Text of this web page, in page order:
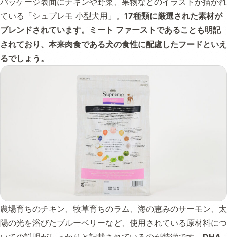
ている「シュプレモ 小型犬用」。 17種類に厳選された素材が
ブレンドされています。ミート ファーストであることも明記
されており、本来肉食である犬の食性に配慮したフードといえ
るでしょう。
農場育ちのチキン、牧草育ちのラム、海の恵みのサーモン、太
陽の光を浴びたブルーベリーなど、使用されている原材料につ